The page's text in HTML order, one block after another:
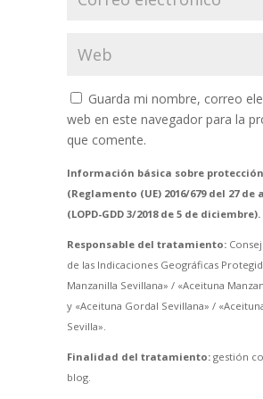
Guarda mi nombre, correo
web en este navegador para la
que comente.
Información básica sobre
(Reglamento (UE) 2016/679 del 27 de
(LOPD-GDD 3/2018 de 5 de diciembre).
Responsable del tratamiento:
de las Indicaciones Geográficas
Manzanilla Sevillana» / «Aceituna
y «Aceituna Gordal Sevillana» /
Sevilla».
Finalidad del tratamiento:gestión
blog.